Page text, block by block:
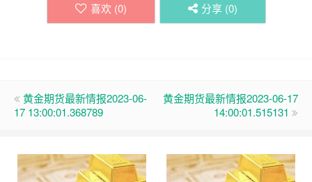
喜欢 (0) 分享 (0)
黄金期货最新情报2023-06-
17 13:00:01.368789
黄金期货最新情报2023-06-17
14:00:01.515131